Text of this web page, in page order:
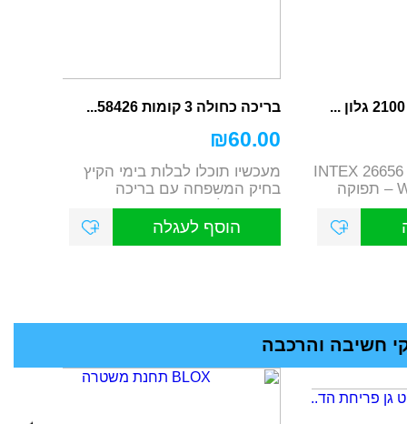
משאבת חול חכמה INTEX 26656
2100 Plus עם Wi-Fi – תפוקה
בריכה כחולה 3 קומות 58426...
60.00
₪
מעכשיו תוכלו לבלות בימי הקיץ
בחיק המשפחה עם בריכה
איכותית לקטנטנים, בעובי ש...
הוסף לעגלה
חשיבה והרכבה
> לכל המוצרים במחלקת משחקי חשיבה והרכבה